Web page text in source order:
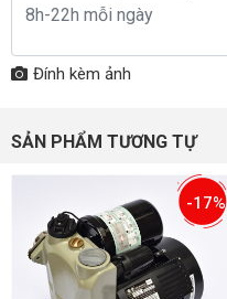
Đính kèm ảnh
SẢN PHẨM TƯƠNG TỰ
-17%